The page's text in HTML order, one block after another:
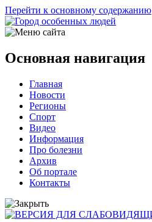
Перейти к основному содержанию
Основная навигация
Главная
Новости
Регионы
Спорт
Видео
Информация
Про болезни
Архив
Об портале
Контакты